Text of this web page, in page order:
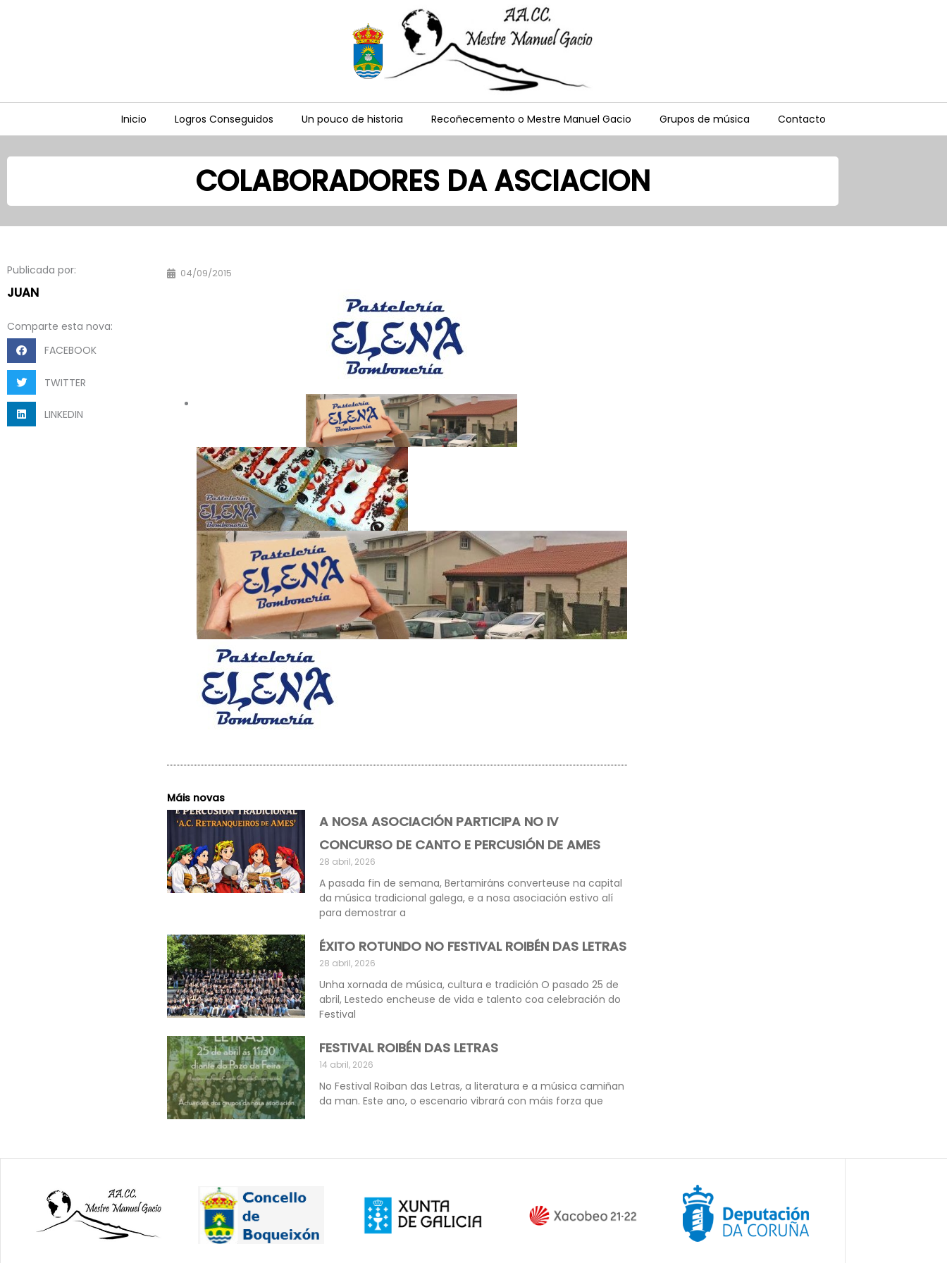
Inicio Logros Conseguidos Un pouco de historia Recoñecemento o Mestre Manuel Gacio Grupos de música Contacto
COLABORADORES DA ASCIACION
Publicada por:
JUAN
Comparte esta nova:
FACEBOOK
TWITTER
LINKEDIN
04/09/2015
Máis novas
A NOSA ASOCIACIÓN PARTICIPA NO IV
CONCURSO DE CANTO E PERCUSIÓN DE AMES
28 abril, 2026
A pasada fin de semana, Bertamiráns converteuse na capital
da música tradicional galega, e a nosa asociación estivo alí
para demostrar a
ÉXITO ROTUNDO NO FESTIVAL ROIBÉN DAS LETRAS
28 abril, 2026
Unha xornada de música, cultura e tradición O pasado 25 de
abril, Lestedo encheuse de vida e talento coa celebración do
Festival
FESTIVAL ROIBÉN DAS LETRAS
14 abril, 2026
No Festival Roiban das Letras, a literatura e a música camiñan
da man. Este ano, o escenario vibrará con máis forza que